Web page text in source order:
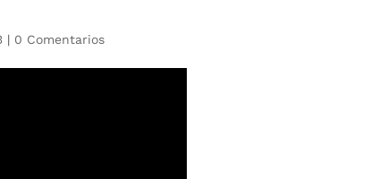
| 0 Comentarios